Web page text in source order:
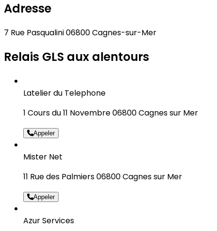
Adresse
7 Rue Pasqualini 06800 Cagnes-sur-Mer
Relais GLS aux alentours
Latelier du Telephone
1 Cours du 11 Novembre 06800 Cagnes sur Mer
Appeler
Mister Net
11 Rue des Palmiers 06800 Cagnes sur Mer
Appeler
Azur Services